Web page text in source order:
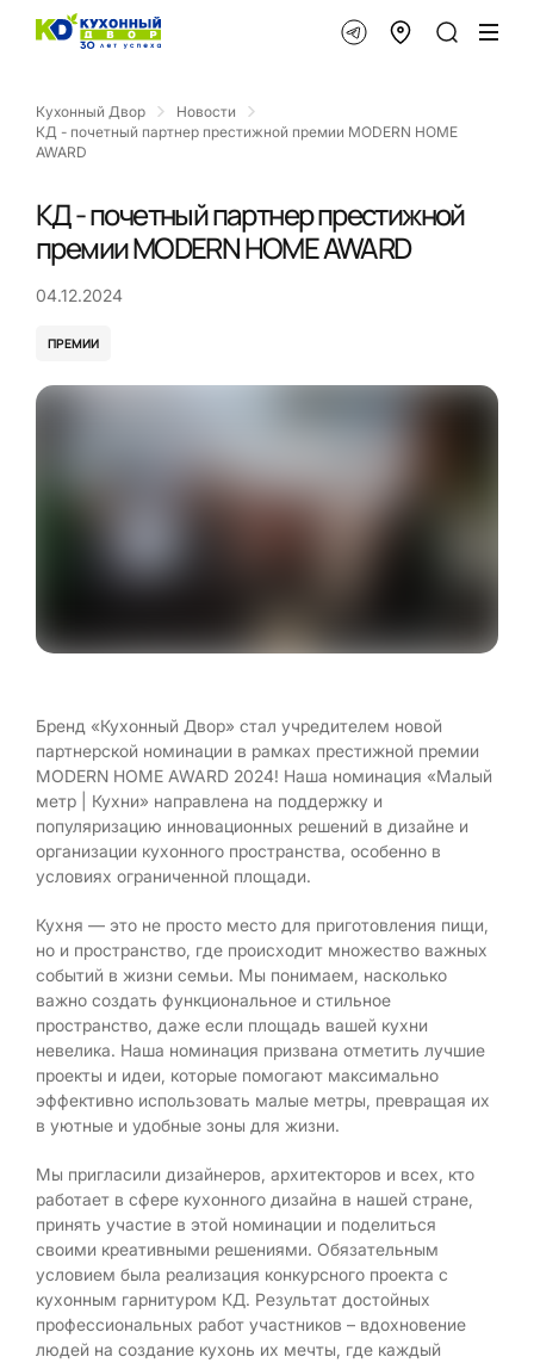
Кухонный Двор
Новости
КД - почетный партнер престижной премии MODERN HOME
AWARD
КД - почетный партнер престижной
премии MODERN HOME AWARD
04.12.2024
ПРЕМИИ
Бренд «Кухонный Двор» стал учредителем новой
партнерской номинации в рамках престижной премии
MODERN HOME AWARD 2024! Наша номинация «Малый
метр | Кухни» направлена на поддержку и
популяризацию инновационных решений в дизайне и
организации кухонного пространства, особенно в
условиях ограниченной площади.
Кухня — это не просто место для приготовления пищи,
но и пространство, где происходит множество важных
событий в жизни семьи. Мы понимаем, насколько
важно создать функциональное и стильное
пространство, даже если площадь вашей кухни
невелика. Наша номинация призвана отметить лучшие
проекты и идеи, которые помогают максимально
эффективно использовать малые метры, превращая их
в уютные и удобные зоны для жизни.
Мы пригласили дизайнеров, архитекторов и всех, кто
работает в сфере кухонного дизайна в нашей стране,
принять участие в этой номинации и поделиться
своими креативными решениями. Обязательным
условием была реализация конкурсного проекта с
кухонным гарнитуром КД. Результат достойных
профессиональных работ участников – вдохновение
людей на создание кухонь их мечты, где каждый